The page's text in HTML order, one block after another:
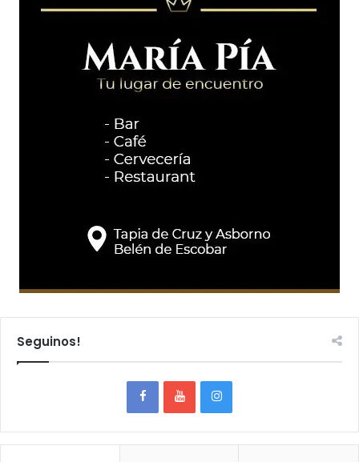
Seguinos!